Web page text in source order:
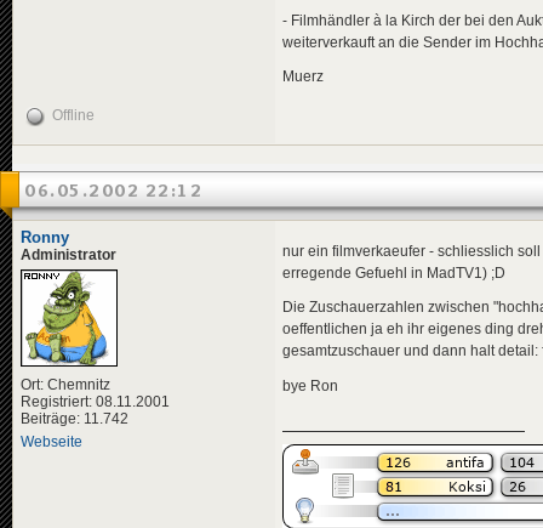
- Filmhändler à la Kirch der bei den
weiterverkauft an die Sender im
Muerz
Offline
06.05.2002 22:12
Ronny
Administrator
Ort: Chemnitz
Registriert: 08.11.2001
Beiträge: 11.742
Webseite
nur ein filmverkaeufer - schliesslich
erregende Gefuehl in MadTV1) ;D
Die Zuschauerzahlen zwischen
oeffentlichen ja eh ihr eigenes ding
gesamtzuschauer und dann halt
bye Ron